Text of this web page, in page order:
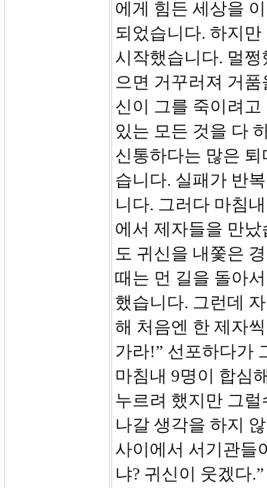
에게 힘든 세상을
되었습니다. 하지
시작했습니다. 멀
으면 거꾸러져 거
신이 그를 죽이려
있는 모든 것을 다
신통하다는 많은
습니다. 실패가 반
니다. 그러다 마침
에서 제자들을 만
도 귀신을 내쫓은
때는 먼 길을 돌아
했습니다. 그런데
해 처음엔 한 제자
가라!” 선포하다가
마침내 9명이 합심
누르려 했지만 그
나갈 생각을 하지
사이에서 서기관들
냐? 귀신이 웃겠다